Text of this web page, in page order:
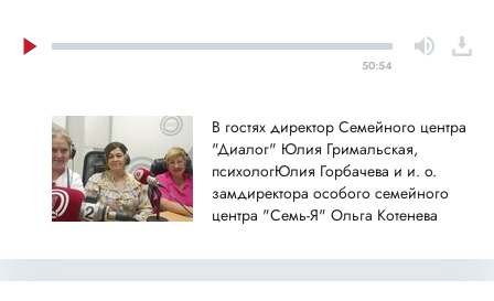
50:54
В гостях директор Семейного центра
"Диалог" Юлия Гримальская,
психологЮлия Горбачева и и. о.
замдиректора особого семейного
центра "Семь-Я" Ольга Котенева